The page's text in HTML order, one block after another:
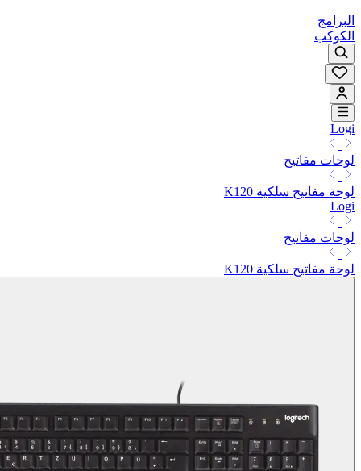
البرامج
الكوكب
Logi
لوحات مفاتيح
لوحة مفاتيح سلكية K120
Logi
لوحات مفاتيح
لوحة مفاتيح سلكية K120